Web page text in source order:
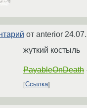
от anterior
жуткий костыль
PayableOnDeath
Ссылка